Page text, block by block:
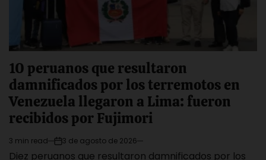
10 peruanos que resultaron
damnificados por los terremotos en
Venezuela llegaron a Lima: fueron
recibidos por Fujimori
Estimated
read
3 min read on3 de agosto de 2026
Diez peruanos que resultaron damnificados por los